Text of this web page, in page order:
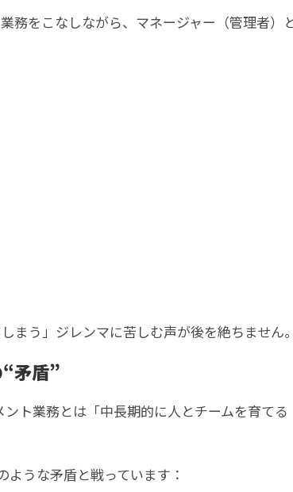
務をこなしながら、マネージャー（管理者）
まう」ジレンマに苦しむ声が後を絶ちません
矛盾”
ト業務とは「中長期的に人とチームを育てる
うな矛盾と戦っています：